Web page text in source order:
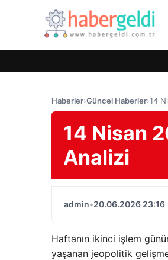
Haberler›Güncel Haberler›14
14 Nisan
Analizi
admin•20.06.2026 23:16
Haftanın ikinci işlem
yaşanan jeopolitik